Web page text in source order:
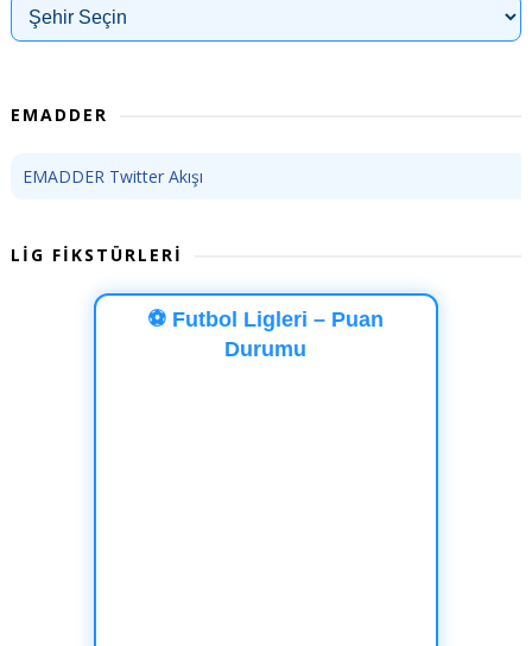
EMADDER
EMADDER Twitter Akışı
LİG FİKSTÜRLERİ
⚽ Futbol Ligleri – Puan
Durumu